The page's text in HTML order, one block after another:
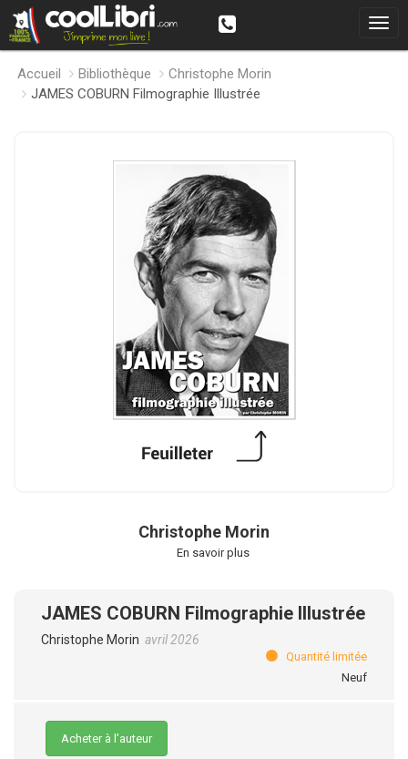
Accueil Bibliothèque
Christophe Morin
JAMES COBURN Filmographie Illustrée
Christophe Morin
En savoir plus
JAMES COBURN Filmographie Illustrée
Christophe Morin avril 2026
Quantité limitée
Neuf
Acheter à l’auteur